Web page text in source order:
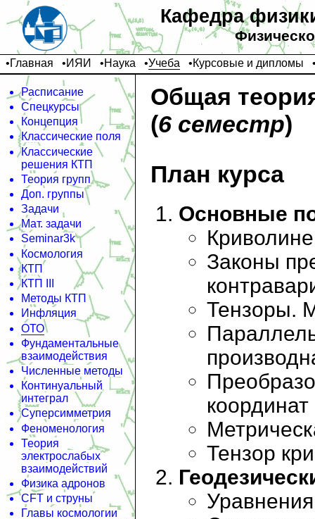
Кафедра
•Главная •ИЯИ •Наука •Учеба •Курсовые и дипломы
Расписание
Спецкурсы
Концепция
Классические поля
Классические
решения КТП
Теория групп
Доп. группы
Задачи
Мат. задачи
Seminar3k
Космология
КТП
КТП III
Методы КТП
Инфляция
ОТО
Фундаментальные
взаимодействия
Численные методы
Континуальный
интеграл
Суперсимметрия
Феноменология
Теория
электрослабых
взаимодействий
Физика адронов
CFT и струны
Главы космологии
Общая
(6 семестр)
План курса
Основные
Законы
Тензоры.
координат
Тензор